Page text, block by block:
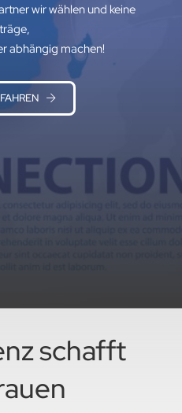
wir wählen und keine
abhängig machen!
schafft